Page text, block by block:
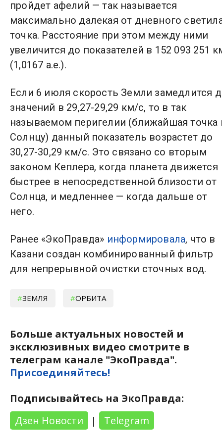
пройдет афелий — так называется
максимально далекая от дневного
точка. Расстояние при этом между ними
увеличится до показателей в 152 093 251
(1,0167 а.е.).
Если 6 июля скорость Земли замедлится
значений в 29,27-29,29 км/с, то в так
называемом перигелии (ближайшая точка
Солнцу) данный показатель возрастет до
30,27-30,29 км/с. Это связано со вторым
законом Кеплера, когда планета движется
быстрее в непосредственной близости от
Солнца, и медленнее — когда дальше от
него.
Ранее «ЭкоПравда» информировала, что в
Казани создан комбинированный фильтр
для непрерывной очистки сточных вод.
ЗЕМЛЯ ОРБИТА
Больше актуальных новостей и
эксклюзивных видео смотрите в
телеграм канале "ЭкоПравда".
Присоединяйтесь!
Подписывайтесь на ЭкоПравда:
Дзен Новости
| Telegram